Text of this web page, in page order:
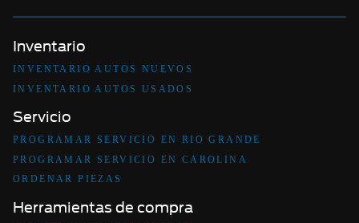
Inventario
INVENTARIO AUTOS NUEVOS
INVENTARIO AUTOS USADOS
Servicio
PROGRAMAR SERVICIO EN RIO GRANDE
PROGRAMAR SERVICIO EN CAROLINA
ORDENAR PIEZAS
Herramientas de compra